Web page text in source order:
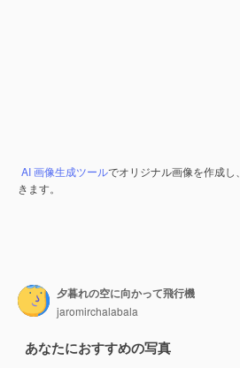
AI 画像生成ツールでオリジナル画像を作成し、
きます。
夕暮れの空に向かって飛行機
jaromirchalabala
あなたにおすすめの写真